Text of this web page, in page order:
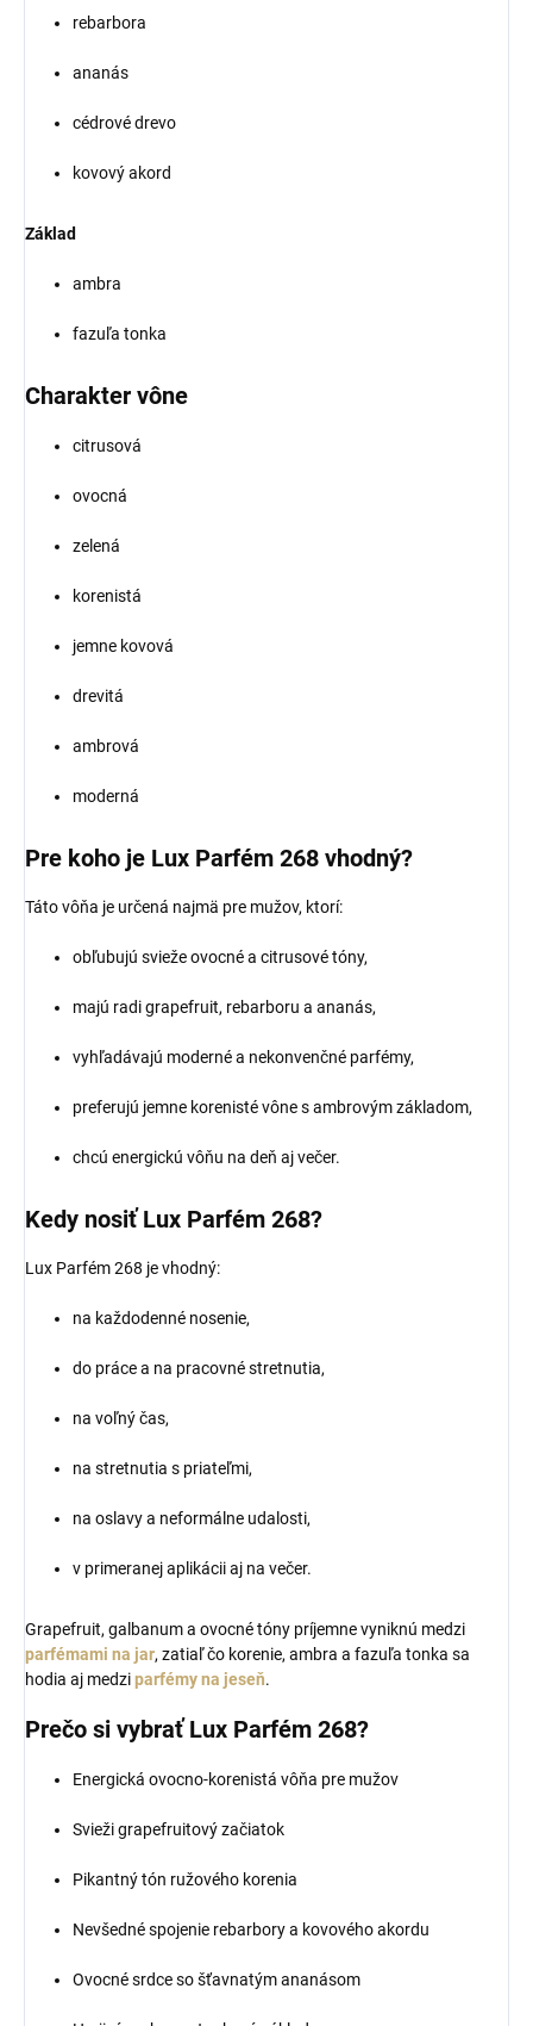
rebarbora
ananás
cédrové drevo
kovový akord
Základ
ambra
fazuľa tonka
Charakter vône
citrusová
ovocná
zelená
korenistá
jemne kovová
drevitá
ambrová
moderná
Pre koho je Lux Parfém 268 vhodný?
Táto vôňa je určená najmä pre mužov, ktorí:
obľubujú svieže ovocné a citrusové tóny,
majú radi grapefruit, rebarboru a ananás,
vyhľadávajú moderné a nekonvenčné parfémy,
preferujú jemne korenisté vône s ambrovým základom,
chcú energickú vôňu na deň aj večer.
Kedy nosiť Lux Parfém 268?
Lux Parfém 268 je vhodný:
na každodenné nosenie,
do práce a na pracovné stretnutia,
na voľný čas,
na stretnutia s priateľmi,
na oslavy a neformálne udalosti,
v primeranej aplikácii aj na večer.
Grapefruit, galbanum a ovocné tóny príjemne vyniknú medzi
parfémami na jar, zatiaľ čo korenie, ambra a fazuľa tonka sa
hodia aj medziparfémy na jeseň.
Prečo si vybrať Lux Parfém 268?
Energická ovocno-korenistá vôňa pre mužov
Svieži grapefruitový začiatok
Pikantný tón ružového korenia
Nevšedné spojenie rebarbory a kovového akordu
Ovocné srdce so šťavnatým ananásom